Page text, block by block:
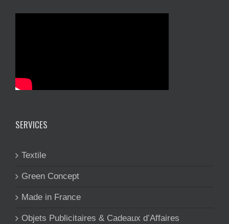
SERVICES
Textile
Green Concept
Made in France
Objets Publicitaires & Cadeaux d’Affaires